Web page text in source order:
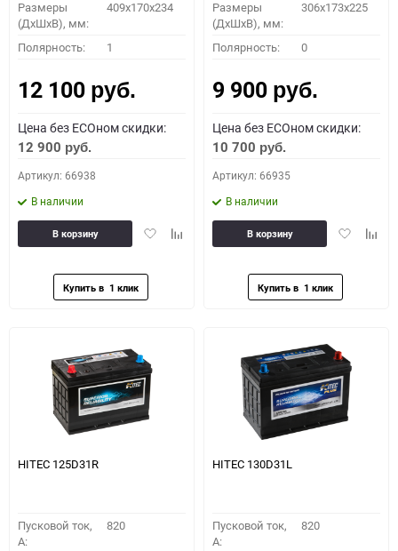
Размеры
(ДхШхВ), мм:
409x170x234
Полярность: 1
12 100 руб.
Цена без ECOном скидки:
12 900 руб.
Артикул: 66938
В наличии
ДобавитьДобавить
В корзину
Размеры
(ДхШхВ), мм:
306x173x225
Полярность: 0
9 900 руб.
Цена без ECOном скидки:
10 700 руб.
Артикул: 66935
В наличии
Добавить
В корзину
HITEC 125D31R
Пусковой ток,
A:
820
HITEC 130D31L
Пусковой ток,
A:
820